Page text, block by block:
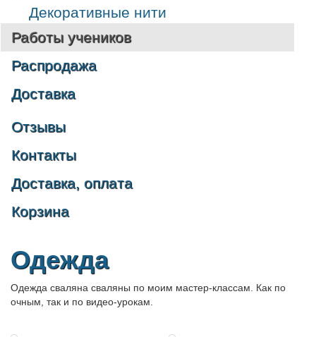
Декоративные нити
Работы учеников
Распродажа
Доставка
Отзывы
Контакты
Доставка, оплата
Корзина
Одежда
Одежда сваляна сваляны по моим мастер-классам. Как по
очным, так и по видео-урокам.